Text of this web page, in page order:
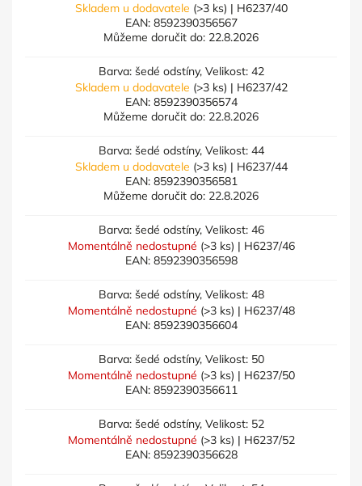
Skladem u dodavatele (>3 ks) | H6237/40
EAN: 8592390356567
Můžeme doručit do: 22.8.2026
Barva: šedé odstíny, Velikost: 42
Skladem u dodavatele (>3 ks) | H6237/42
EAN: 8592390356574
Můžeme doručit do: 22.8.2026
Barva: šedé odstíny, Velikost: 44
Skladem u dodavatele (>3 ks) | H6237/44
EAN: 8592390356581
Můžeme doručit do: 22.8.2026
Barva: šedé odstíny, Velikost: 46
Momentálně nedostupné (>3 ks) | H6237/46
EAN: 8592390356598
Barva: šedé odstíny, Velikost: 48
Momentálně nedostupné (>3 ks) | H6237/48
EAN: 8592390356604
Barva: šedé odstíny, Velikost: 50
Momentálně nedostupné (>3 ks) | H6237/50
EAN: 8592390356611
Barva: šedé odstíny, Velikost: 52
Momentálně nedostupné (>3 ks) | H6237/52
EAN: 8592390356628